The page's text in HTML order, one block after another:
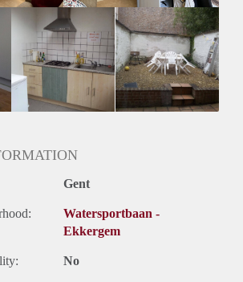
Gent
Watersportbaan -
Ekkergem
No